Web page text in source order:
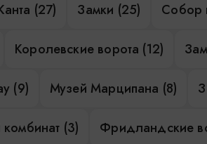
(27) Замки (25) Собор
Королевские ворота (12)
(9) Музей Марципана (8)
(3) Фридландские